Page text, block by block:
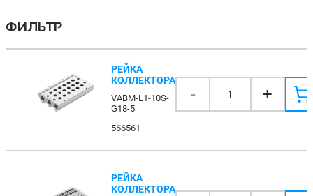
ФИЛЬТР
РЕЙКА
КОЛЛЕКТОРА
VABM-L1-10S-
G18-5
566561
- 1 +
РЕЙКА
КОЛЛЕКТОРА